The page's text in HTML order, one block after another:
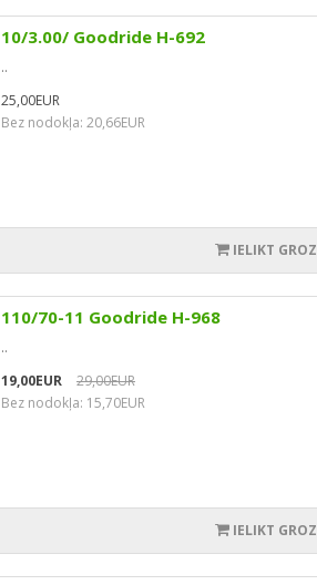
10/3.00/ Goodride H-692
..
25,00EUR
Bez nodokļa: 20,66EUR
IELIKT
110/70-11 Goodride H-968
..
19,00EUR
29,00EUR
Bez nodokļa: 15,70EUR
IELIKT